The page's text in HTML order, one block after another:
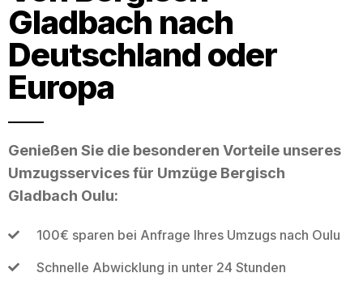
Gladbach nach
Deutschland oder
Europa
Genießen Sie die besonderen Vorteile unseres
Umzugsservices für Umzüge Bergisch
Gladbach Oulu:
100€ sparen bei Anfrage Ihres Umzugs nach Oulu
Schnelle Abwicklung in unter 24 Stunden